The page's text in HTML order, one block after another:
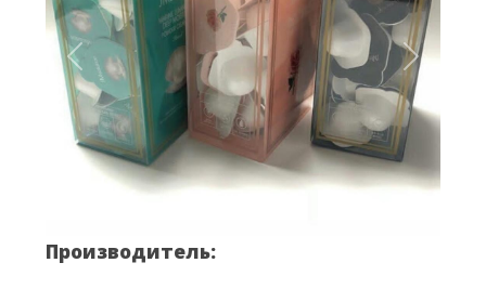
Вперёд Назад
Производитель: